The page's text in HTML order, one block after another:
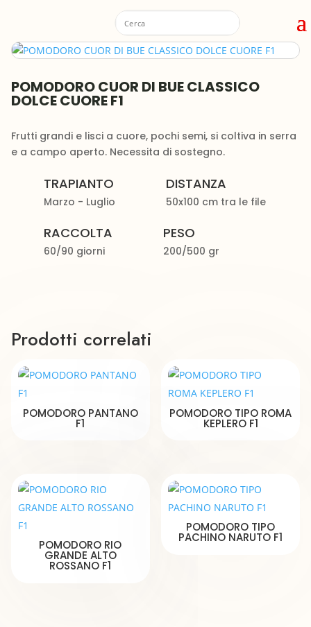
POMODORO CUOR DI BUE CLASSICO
DOLCE CUORE F1
Frutti grandi e lisci a cuore, pochi semi, si coltiva in serra
e a campo aperto. Necessita di sostegno.
TRAPIANTO
Marzo - Luglio
DISTANZA
50x100 cm tra le file
RACCOLTA
60/90 giorni
PESO
200/500 gr
Prodotti correlati
POMODORO PANTANO
F1
POMODORO TIPO ROMA
KEPLERO F1
POMODORO RIO
GRANDE ALTO
ROSSANO F1
POMODORO TIPO
PACHINO NARUTO F1